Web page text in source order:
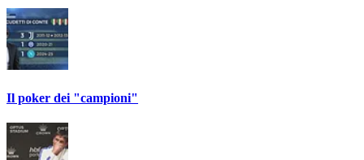
Il poker dei "campioni"